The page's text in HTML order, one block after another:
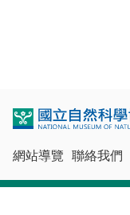
網站導覽 聯絡我們